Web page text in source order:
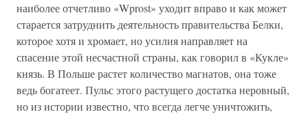
наиболее отчетливо «Wprost» уходит вправо и как может
старается затруднить деятельность правительства Белки,
которое хотя и хромает, но усилия направляет на
спасение этой несчастной страны, как говорил в «Кукле»
князь. В Польше растет количество магнатов, она тоже
ведь богатеет. Пульс этого растущего достатка неровный,
но из истории известно, что всегда легче уничтожить,